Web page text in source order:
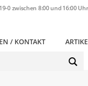
0zwischen 8:00 und 16:00
/ KONTAKT